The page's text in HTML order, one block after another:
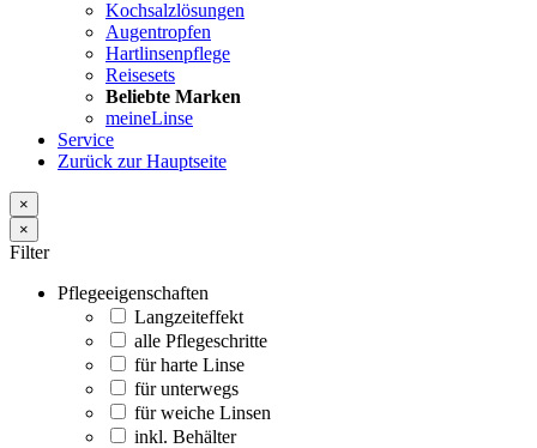
Kochsalzlösungen
Augentropfen
Hartlinsenpflege
Reisesets
Beliebte Marken
meineLinse
Service
Zurück zur Hauptseite
×
×
Filter
Pflegeeigenschaften
Langzeiteffekt
alle Pflegeschritte
für harte Linse
für unterwegs
für weiche Linsen
inkl. Behälter